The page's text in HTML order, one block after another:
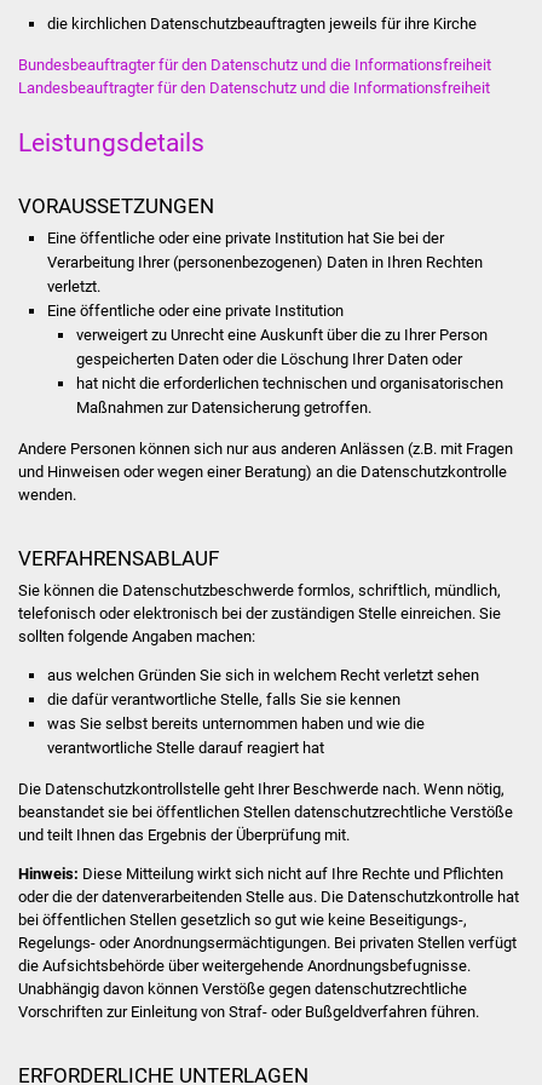
Volkshochschule
Soziale Einrichtungen
Jugendhaus
Kinder- und
Familienzentrum
Stadtwerke
Gesundheit und Notfall
Ärzte und Apotheken
Pflege von Angehörigen
Hitzewarnung / UV-
Index
ÖPNV
Bürgerbus (MOBS)
Abfall und Entsorgung
die kirchlichen Datenschutzbeauftragten jeweils für ihre Kirche
Bundesbeauftragter für den Datenschutz und die Informationsfreiheit
Landesbeauftragter für den Datenschutz und die Informationsfreiheit
Leistungsdetails
VORAUSSETZUNGEN
Eine öffentliche oder eine private Institution hat Sie bei der
Verarbeitung Ihrer (personenbezogenen) Daten in Ihren Rechten
verletzt.
Eine öffentliche oder eine private Institution
verweigert zu Unrecht eine Auskunft über die zu Ihrer Person
gespeicherten Daten oder die Löschung Ihrer Daten oder
hat nicht die erforderlichen technischen und organisatorischen
Maßnahmen zur Datensicherung getroffen.
Andere Personen können sich nur aus anderen Anlässen (z.B. mit Fragen
und Hinweisen oder wegen einer Beratung) an die Datenschutzkontrolle
wenden.
VERFAHRENSABLAUF
Sie können die Datenschutzbeschwerde formlos, schriftlich, mündlich,
telefonisch oder elektronisch bei der zuständigen Stelle einreichen. Sie
sollten folgende Angaben machen:
aus welchen Gründen Sie sich in welchem Recht verletzt sehen
die dafür verantwortliche Stelle, falls Sie sie kennen
was Sie selbst bereits unternommen haben und wie die
verantwortliche Stelle darauf reagiert hat
Die Datenschutzkontrollstelle geht Ihrer Beschwerde nach. Wenn nötig,
beanstandet sie bei öffentlichen Stellen datenschutzrechtliche Verstöße
und teilt Ihnen das Ergebnis der Überprüfung mit.
Hinweis: Diese Mitteilung wirkt sich nicht auf Ihre Rechte und Pflichten
oder die der datenverarbeitenden Stelle aus. Die Datenschutzkontrolle hat
bei öffentlichen Stellen gesetzlich so gut wie keine Beseitigungs-,
Regelungs- oder Anordnungsermächtigungen. Bei privaten Stellen verfügt
die Aufsichtsbehörde über weitergehende Anordnungsbefugnisse.
Unabhängig davon können Verstöße gegen datenschutzrechtliche
Vorschriften zur Einleitung von Straf- oder Bußgeldverfahren führen.
ERFORDERLICHE UNTERLAGEN